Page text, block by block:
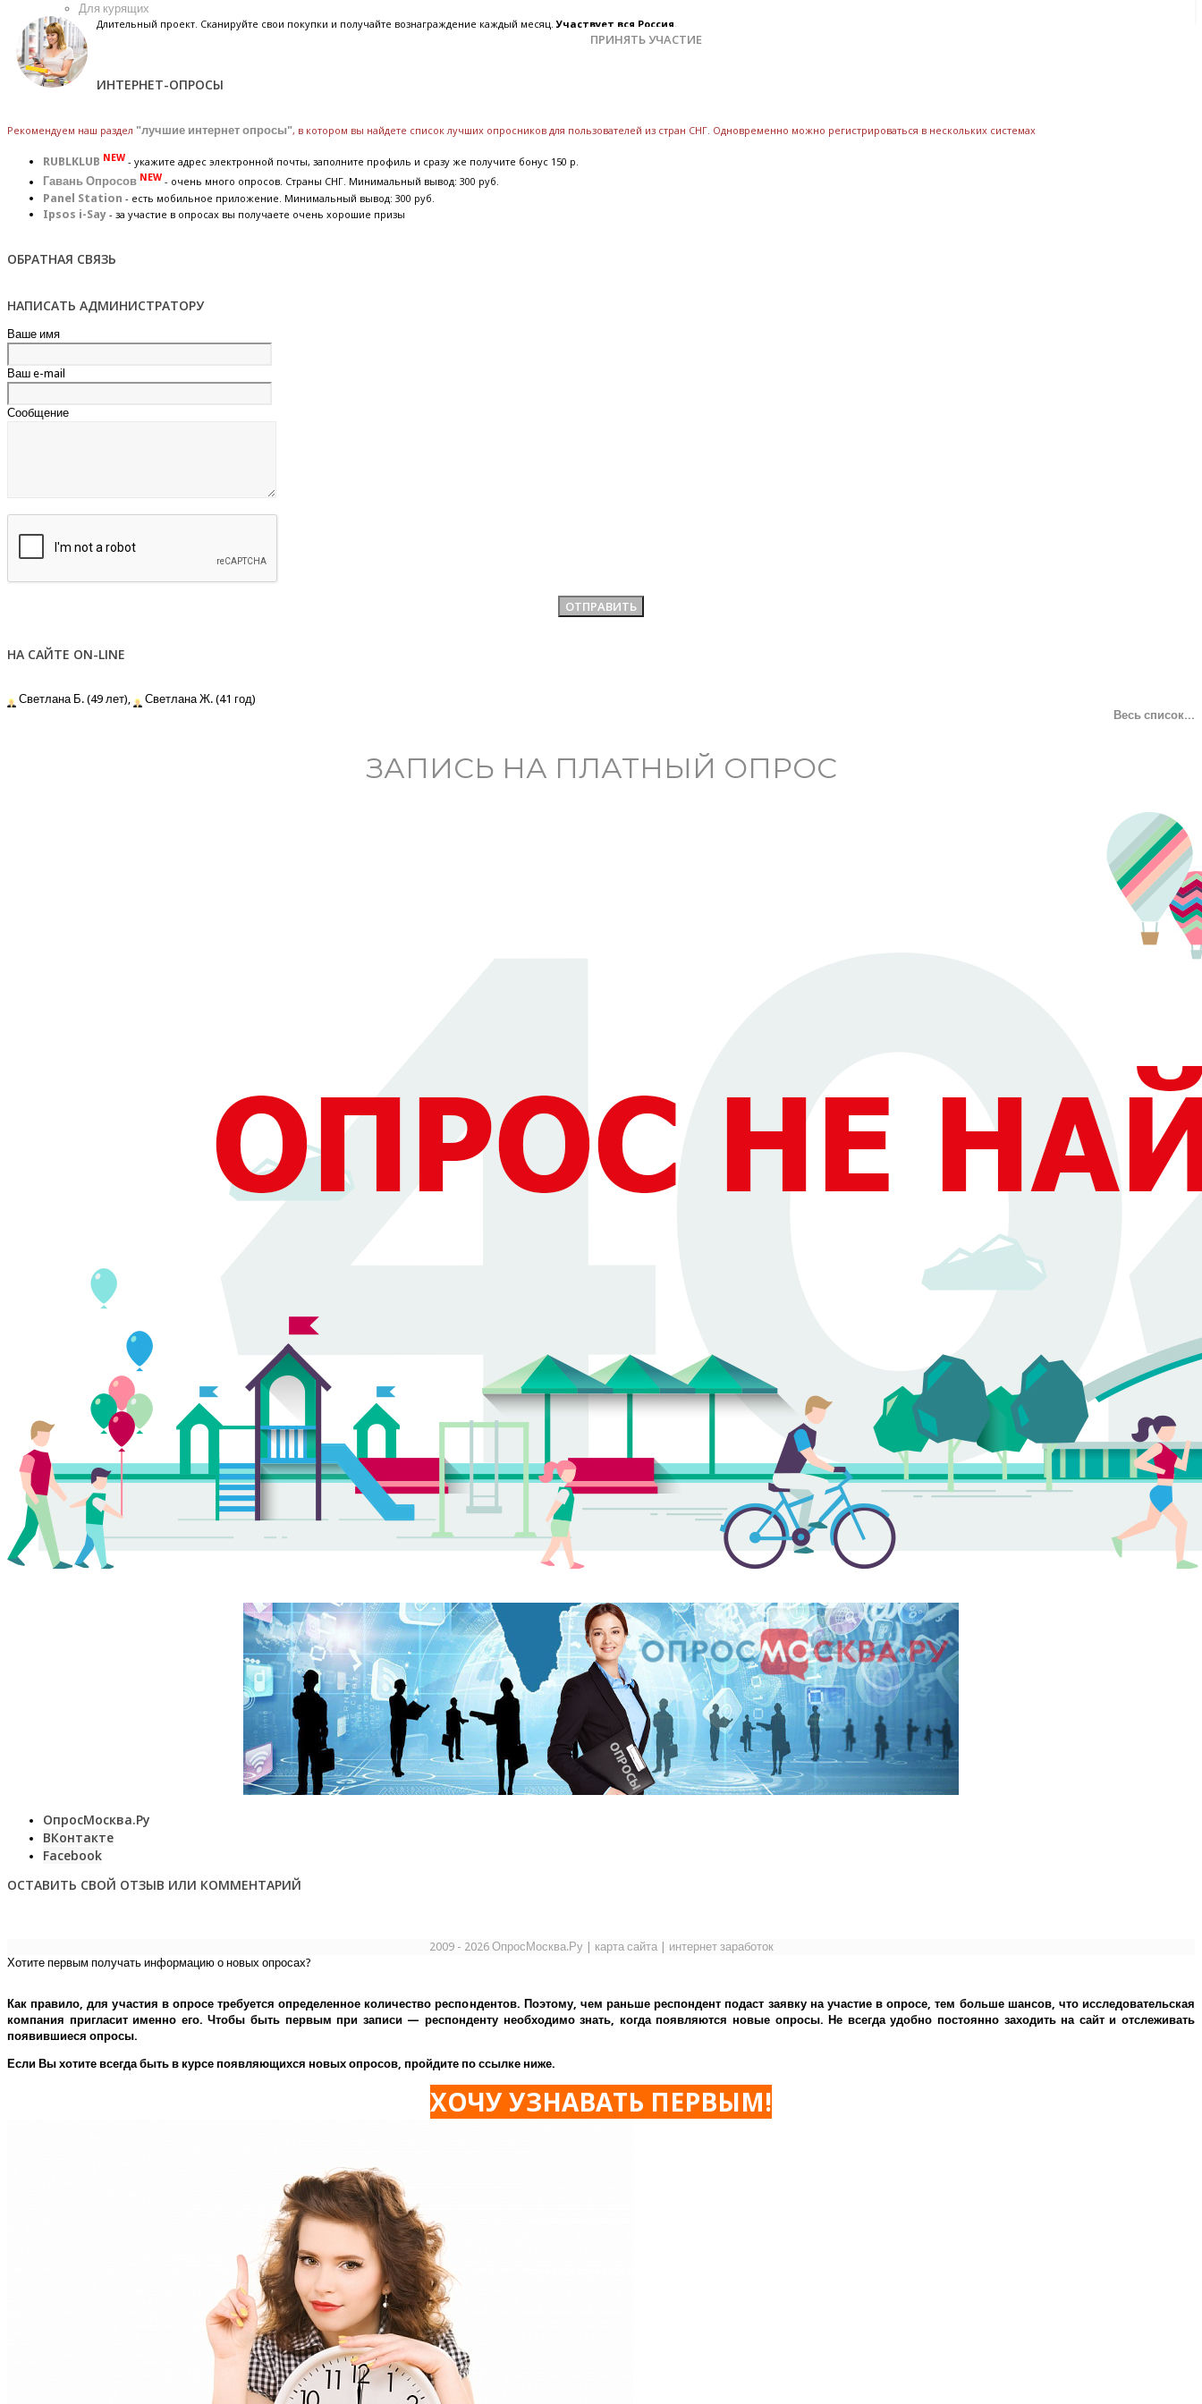
Для курящих
Длительный проект. Сканируйте свои покупки и получайте вознаграждение каждый месяц.Участвует вся Россия.
ПРИНЯТЬ УЧАСТИЕ
ИНТЕРНЕТ-ОПРОСЫ
Рекомендуем наш раздел "лучшие интернет опросы", в котором вы найдете список лучших опросников для пользователей из стран СНГ. Одновременно можно регистрироваться в нескольких системах
RUBLKLUB NEW - укажите адрес электронной почты, заполните профиль и сразу же получите бонус 150 р.
Гавань Опросов NEW - очень много опросов. Страны СНГ. Минимальный вывод: 300 руб.
Panel Station - есть мобильное приложение. Минимальный вывод: 300 руб.
Ipsos i-Say - за участие в опросах вы получаете очень хорошие призы
ОБРАТНАЯ СВЯЗЬ
НАПИСАТЬ АДМИНИСТРАТОРУ
Ваше имя
Ваш e-mail
Сообщение
НА САЙТЕ ON-LINE
Светлана Б. (49 лет),
Светлана Ж. (41 год)
Весь список...
ЗАПИСЬ НА ПЛАТНЫЙ ОПРОС
ОпросМосква.Ру
ВКонтакте
Facebook
ОСТАВИТЬ СВОЙ ОТЗЫВ ИЛИ КОММЕНТАРИЙ
2009 - 2026 ОпросМосква.Ру| карта сайта| интернет заработок
Хотите первым получать информацию о новых опросах?
Как правило, для участия в опросе требуется определенное количество респондентов. Поэтому, чем раньше респондент подаст заявку на участие в опросе, тем больше шансов, что исследовательская
компания пригласит именно его.Чтобы быть первым при записи — респонденту необходимо знать, когда появляются новые опросы. Не всегда удобно постоянно заходить на сайт и отслеживать
появившиеся опросы.
Если Вы хотите всегда быть в курсе появляющихся новых опросов, пройдите по ссылке ниже.
ХОЧУ УЗНАВАТЬ ПЕРВЫМ!